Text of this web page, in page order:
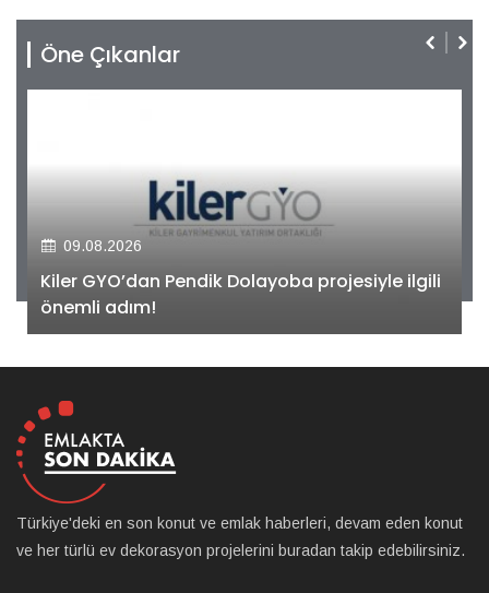
Öne Çıkanlar
09.08.2026
Kiler GYO’dan Pendik Dolayoba projesiyle ilgili
önemli adım!
Türkiye'deki en son konut ve emlak haberleri, devam eden konut
ve her türlü ev dekorasyon projelerini buradan takip edebilirsiniz.